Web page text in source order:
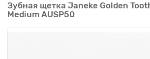
Зубная щетка Janeke Golden
Medium AUSP50